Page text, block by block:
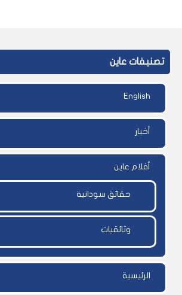
تصنيفات عاين
English
أخبار
أفلام عاين
حقائق سودانية
وثائقيات
الرئيسية